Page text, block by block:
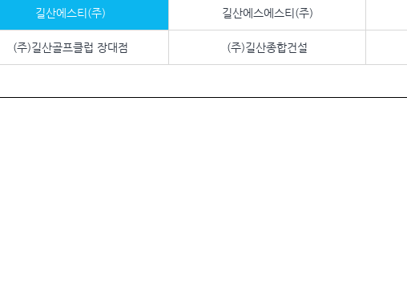
길산에스티(주) 길산에스에스티(주)
(주)길산골프클럽 장대점 (주)길산종합건설